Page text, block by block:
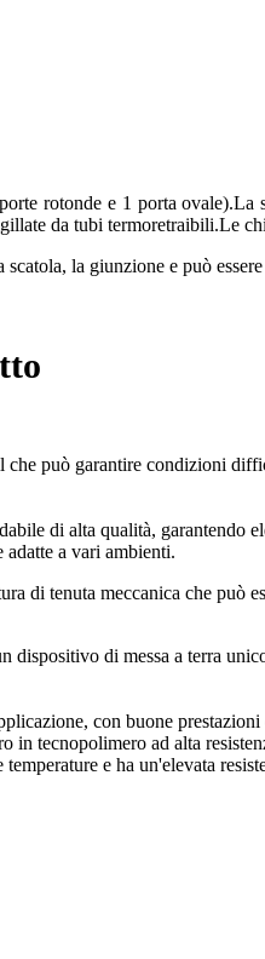
rotonde e 1 porta
da tubi termoretraibili.Le
la giunzione e può
che può garantire condizioni
di alta qualità, garantendo
adatte a vari ambienti.
di tenuta meccanica che può
dispositivo di messa a terra
con buone prestazioni
tecnopolimero ad alta
e ha un'elevata